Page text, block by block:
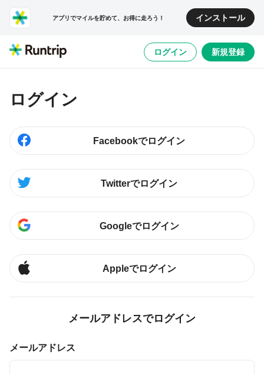
アプリでマイルを貯めて、お得に走ろう！ インストール
ログイン 新規登録
ログイン
Facebookでログイン
Twitterでログイン
Googleでログイン
Appleでログイン
メールアドレスでログイン
メールアドレス